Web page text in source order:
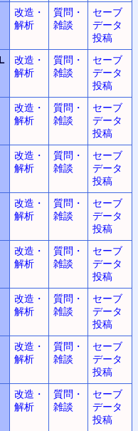
改造・
解析
質問・
雑談
セーブ
データ
投稿
改造・
解析
質問・
雑談
セーブ
データ
投稿
改造・
解析
質問・
雑談
セーブ
データ
投稿
改造・
解析
質問・
雑談
セーブ
データ
投稿
改造・
解析
質問・
雑談
セーブ
データ
投稿
改造・
解析
質問・
雑談
セーブ
データ
投稿
改造・
解析
質問・
雑談
セーブ
データ
投稿
改造・
解析
質問・
雑談
セーブ
データ
投稿
改造・
解析
質問・
雑談
セーブ
データ
投稿